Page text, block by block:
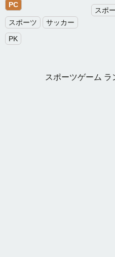
PC
スポーツ
サッカー
PK
スポ
スポーツゲーム